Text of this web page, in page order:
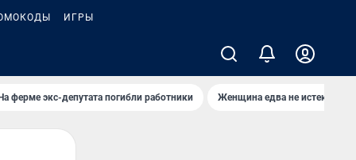
ИГРЫ
ферме экс-депутата погибли работники Женщина едва не истекла